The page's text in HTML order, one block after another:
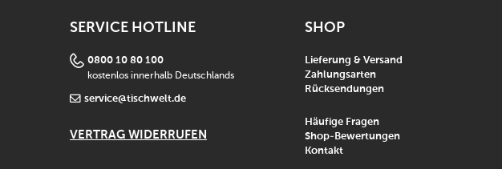
SERVICE HOTLINE
0800 10 80 100
kostenlos innerhalb Deutschlands
service@tischwelt.de
VERTRAG WIDERRUFEN
SHOP
Lieferung & Versand
Zahlungsarten
Rücksendungen
Häufige Fragen
Shop-Bewertungen
Kontakt